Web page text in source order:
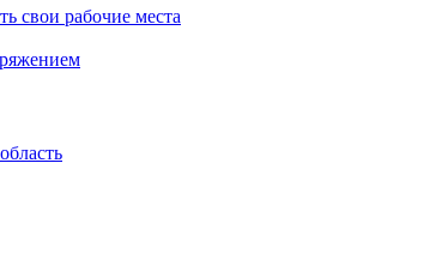
свои рабочие места